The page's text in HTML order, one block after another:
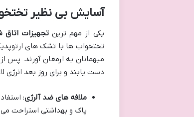
آسایش بی نظیر
یکی از مهم ترینتجهیزات اتاق
تختخواب ها با تشک های
میهمانان به ارمغان آورند. پس
دست یابند و برای روز بعد انرژی
ملافه های ضد آلرژی:
پاک و بهداشتی استراحت می